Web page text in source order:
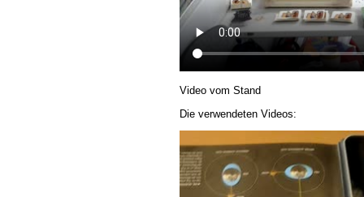
Video vom Stand
Die verwendeten Videos: